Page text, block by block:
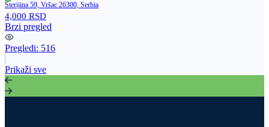
Sterijina 59, Vršac 26300, Serbia
4,000 RSD
Brzi pregled
Pregledi: 516
Prikaži sve